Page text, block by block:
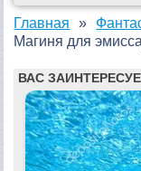
Главная
Магиня для